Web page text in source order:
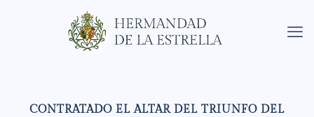
CONTRATADO EL ALTAR DEL TRIUNFO DEL